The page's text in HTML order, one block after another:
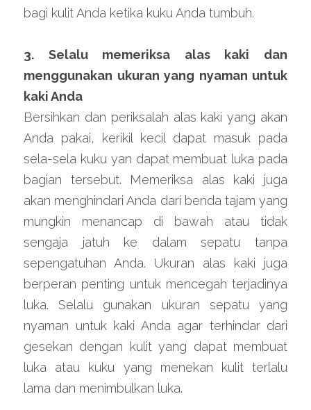
bagi kulit Anda ketika kuku Anda tumbuh.
3. Selalu memeriksa alas kaki dan
menggunakan ukuran yang nyaman untuk
kaki Anda
Bersihkan dan periksalah alas kaki yang akan
Anda pakai, kerikil kecil dapat masuk pada
sela-sela kuku yan dapat membuat luka pada
bagian tersebut. Memeriksa alas kaki juga
akan menghindari Anda dari benda tajam yang
mungkin menancap di bawah atau tidak
sengaja jatuh ke dalam sepatu tanpa
sepengatuhan Anda. Ukuran alas kaki juga
berperan penting untuk mencegah terjadinya
luka. Selalu gunakan ukuran sepatu yang
nyaman untuk kaki Anda agar terhindar dari
gesekan dengan kulit yang dapat membuat
luka atau kuku yang menekan kulit terlalu
lama dan menimbulkan luka.